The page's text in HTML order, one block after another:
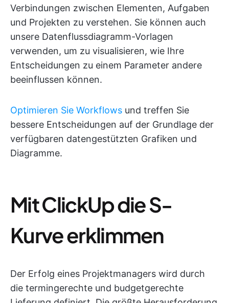
Verbindungen zwischen Elementen, Aufgaben
und Projekten zu verstehen. Sie können auch
unsere Datenflussdiagramm-Vorlagen
verwenden, um zu visualisieren, wie Ihre
Entscheidungen zu einem Parameter andere
beeinflussen können.
Optimieren Sie Workflows und treffen Sie
bessere Entscheidungen auf der Grundlage der
verfügbaren datengestützten Grafiken und
Diagramme.
Mit ClickUp die S-
Kurve erklimmen
Der Erfolg eines Projektmanagers wird durch
die termingerechte und budgetgerechte